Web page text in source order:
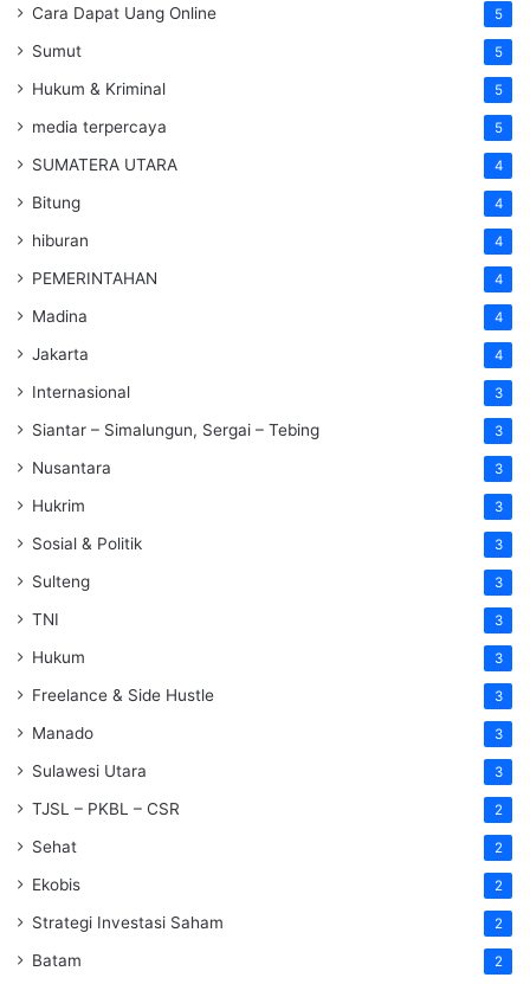
Cara Dapat Uang Online 5
Sumut 5
Hukum & Kriminal 5
media terpercaya 5
SUMATERA UTARA 4
Bitung 4
hiburan 4
PEMERINTAHAN 4
Madina 4
Jakarta 4
Internasional 3
Siantar – Simalungun, Sergai – Tebing 3
Nusantara 3
Hukrim 3
Sosial & Politik 3
Sulteng 3
TNI 3
Hukum 3
Freelance & Side Hustle 3
Manado 3
Sulawesi Utara 3
TJSL – PKBL – CSR 2
Sehat 2
Ekobis 2
Strategi Investasi Saham 2
Batam 2